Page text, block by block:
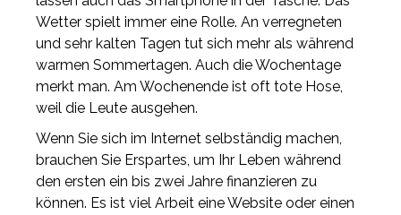
Wetter spielt immer eine Rolle. An verregneten
und sehr kalten Tagen tut sich mehr als während
warmen Sommertagen. Auch die Wochentage
merkt man. Am Wochenende ist oft tote Hose,
weil die Leute ausgehen.
Wenn Sie sich im Internet selbständig machen,
brauchen Sie Erspartes, um Ihr Leben während
den ersten ein bis zwei Jahre finanzieren zu
können. Es ist viel Arbeit eine Website oder einen